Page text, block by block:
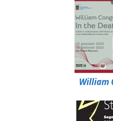
William